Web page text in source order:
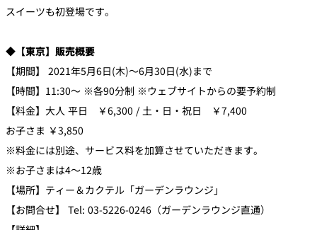
スイーツも初登場です。
◆【東京】販売概要
【期間】 2021年5月6日(木)～6月30日(水)まで
【時間】11:30～ ※各90分制 ※ウェブサイトからの要予約制
【料金】大人 平日 ￥6,300 / 土・日・祝日 ￥7,400
お子さま ￥3,850
※料金には別途、サービス料を加算させていただきます。
※お子さまは4～12歳
【場所】ティー＆カクテル「ガーデンラウンジ」
【お問合せ】 Tel: 03-5226-0246（ガーデンラウンジ直通）